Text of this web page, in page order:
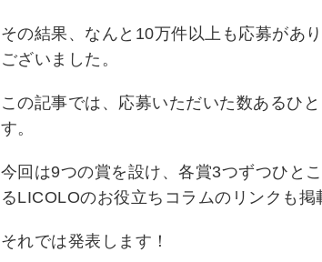
その結果、なんと10万件以上も応募があ
ございました。
この記事では、応募いただいた数あるひ
す。
今回は9つの賞を設け、各賞3つずつひと
るLICOLOのお役立ちコラムのリンクも
それでは発表します！